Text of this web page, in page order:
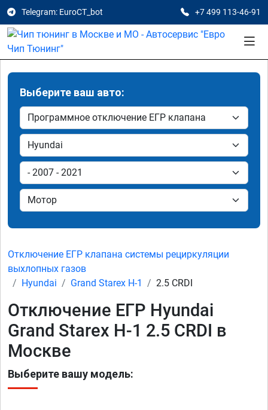
Telegram: EuroCT_bot +7 499 113-46-91
Выберите ваш авто:
Отключение ЕГР клапана системы рециркуляции
выхлопных газов
Hyundai
Grand Starex H-1 2.5 CRDI
Отключение ЕГР Hyundai
Grand Starex H-1 2.5 CRDI в
Москве
Выберите вашу модель: